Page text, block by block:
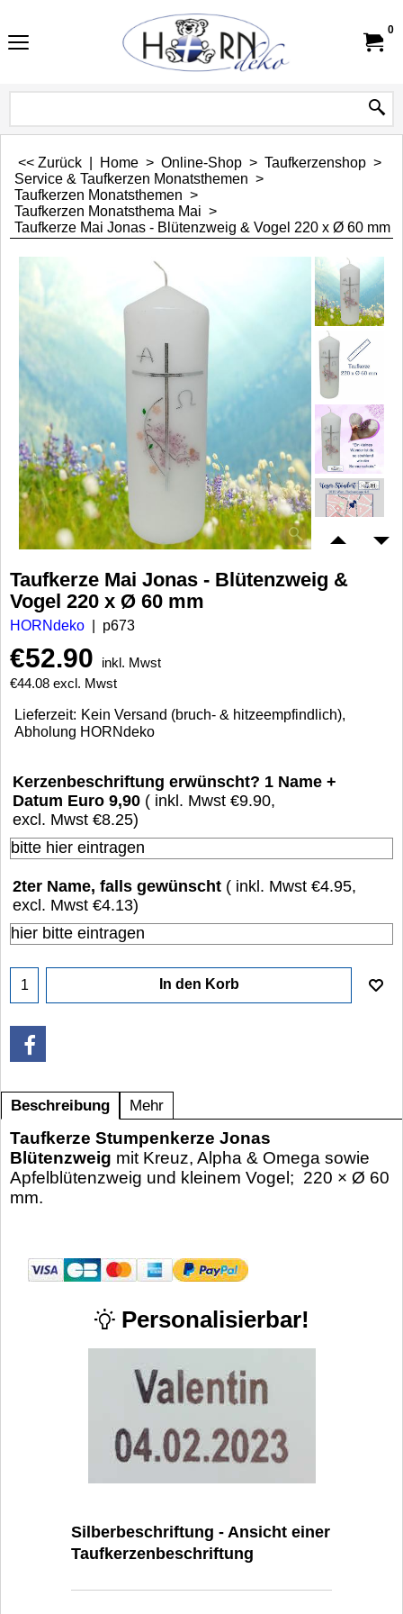
0
<< Zurück Home > Online-Shop > Taufkerzenshop >
Service & Taufkerzen Monatsthemen >
Taufkerzen Monatsthemen >
Taufkerzen Monatsthema Mai >
Taufkerze Mai Jonas - Blütenzweig & Vogel 220 x Ø 60 mm
Taufkerze Mai Jonas - Blütenzweig &
Vogel 220 x Ø 60 mm
HORNdeko p673
€52.90
inkl. Mwst
€44.08 excl. Mwst
Lieferzeit: Kein Versand (bruch- & hitzeempfindlich),
Abholung HORNdeko
Kerzenbeschriftung erwünscht? 1 Name +
Datum Euro 9,90 ( inkl. Mwst €9.90,
excl. Mwst €8.25)
2ter Name, falls gewünscht ( inkl. Mwst €4.95,
excl. Mwst €4.13)
In den Korb
Beschreibung Mehr
Taufkerze Stumpenkerze Jonas
Blütenzweig mit Kreuz, Alpha & Omega sowie
Apfelblütenzweig und kleinem Vogel; 220 × Ø 60
mm.
Personalisierbar!
Silberbeschriftung - Ansicht einer
Taufkerzenbeschriftung